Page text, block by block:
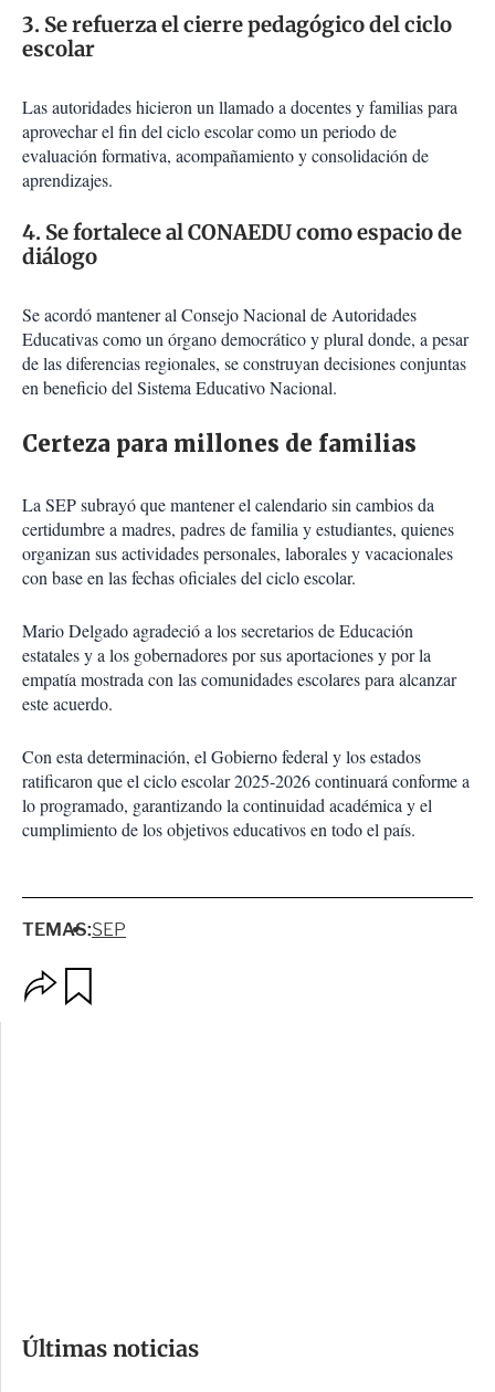
3. Se refuerza el cierre pedagógico del ciclo
escolar
Las autoridades hicieron un llamado a docentes y familias para
aprovechar el fin del ciclo escolar como un periodo de
evaluación formativa, acompañamiento y consolidación de
aprendizajes.
4. Se fortalece al CONAEDU como espacio de
diálogo
Se acordó mantener al Consejo Nacional de Autoridades
Educativas como un órgano democrático y plural donde, a pesar
de las diferencias regionales, se construyan decisiones conjuntas
en beneficio del Sistema Educativo Nacional.
Certeza para millones de familias
La SEP subrayó que mantener el calendario sin cambios da
certidumbre a madres, padres de familia y estudiantes, quienes
organizan sus actividades personales, laborales y vacacionales
con base en las fechas oficiales del ciclo escolar.
Mario Delgado agradeció a los secretarios de Educación
estatales y a los gobernadores por sus aportaciones y por la
empatía mostrada con las comunidades escolares para alcanzar
este acuerdo.
Con esta determinación, el Gobierno federal y los estados
ratificaron que el ciclo escolar 2025-2026 continuará conforme a
lo programado, garantizando la continuidad académica y el
cumplimiento de los objetivos educativos en todo el país.
TEMAS:SEP
m
Últimas noticias